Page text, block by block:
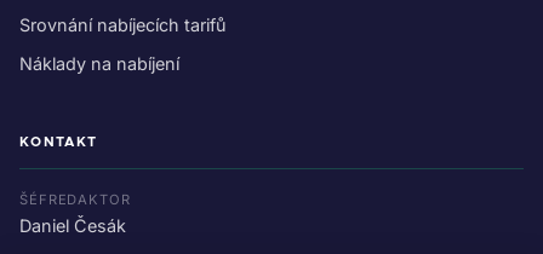
Srovnání nabíjecích tarifů
Náklady na nabíjení
KONTAKT
ŠÉFREDAKTOR
Daniel Česák